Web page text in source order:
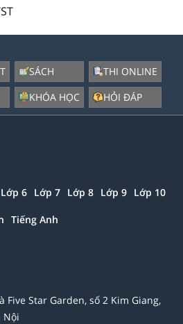
SÁCH
KHÓA HỌC
THI ONLINE
HỎI ĐÁP
Lớp 6 Lớp 7 Lớp 8 Lớp 9 Lớp 10
Tiếng Anh
Five Star Garden, số 2 Kim Giang,
Nội